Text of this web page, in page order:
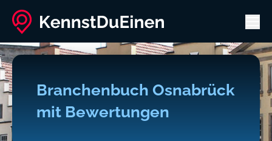
Branchenbuch Osnabrück
mit Bewertungen